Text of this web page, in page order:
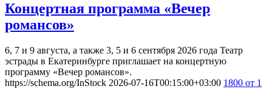
Концертная программа «Вечер
романсов»
6, 7 и 9 августа, а также 3, 5 и 6 сентября 2026 года Театр
эстрады в Екатеринбурге приглашает на концертную
программу «Вечер романсов».
https://schema.org/InStock 2026-07-16T00:15:00+03:00 1800 от 1